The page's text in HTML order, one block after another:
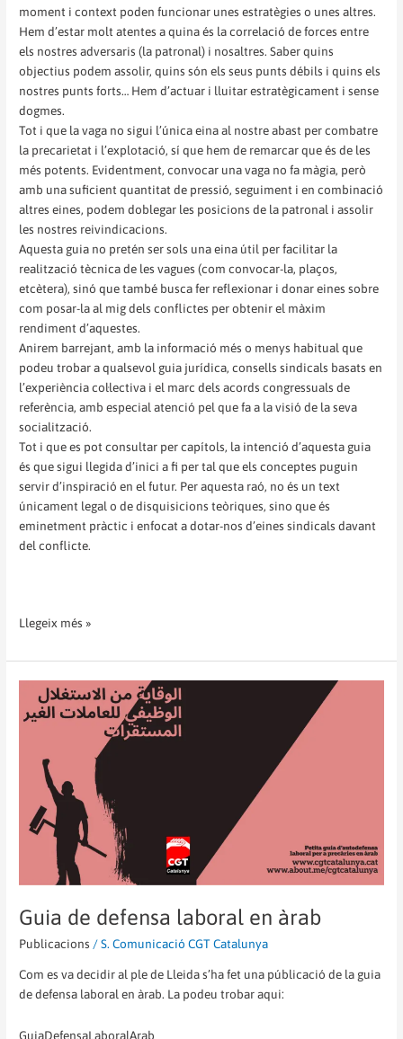
moment i context poden funcionar unes estratègies o unes altres.
Hem d’estar molt atentes a quina és la correlació de forces entre
els nostres adversaris (la patronal) i nosaltres. Saber quins
objectius podem assolir, quins són els seus punts débils i quins els
nostres punts forts… Hem d’actuar i lluitar estratègicament i sense
dogmes.
Tot i que la vaga no sigui l’única eina al nostre abast per combatre
la precarietat i l’explotació, sí que hem de remarcar que és de les
més potents. Evidentment, convocar una vaga no fa màgia, però
amb una suficient quantitat de pressió, seguiment i en combinació
altres eines, podem doblegar les posicions de la patronal i assolir
les nostres reivindicacions.
Aquesta guia no pretén ser sols una eina útil per facilitar la
realització tècnica de les vagues (com convocar-la, plaços,
etcètera), sinó que també busca fer reflexionar i donar eines sobre
com posar-la al mig dels conflictes per obtenir el màxim
rendiment d’aquestes.
Anirem barrejant, amb la informació més o menys habitual que
podeu trobar a qualsevol guia jurídica, consells sindicals basats en
l’experiència col·lectiva i el marc dels acords congressuals de
referència, amb especial atenció pel que fa a la visió de la seva
socialització.
Tot i que es pot consultar per capítols, la intenció d’aquesta guia
és que sigui llegida d’inici a fi per tal que els conceptes puguin
servir d’inspiració en el futur. Per aquesta raó, no és un text
únicament legal o de disquisicions teòriques, sino que és
eminetment pràctic i enfocat a dotar-nos d’eines sindicals davant
del conflicte.
Llegeix més »
Guia de defensa laboral en àrab
Publicacions /S. Comunicació CGT Catalunya
Com es va decidir al ple de Lleida s’ha fet una públicació de la guia
de defensa laboral en àrab. La podeu trobar aqui:
GuiaDefensaLaboralArab
de